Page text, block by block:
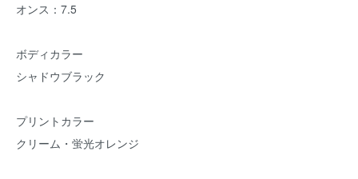
オンス：7.5
ボディカラー
シャドウブラック
プリントカラー
クリーム・蛍光オレンジ